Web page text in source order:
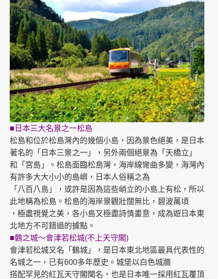
■日本三大名景之一松島
松島和位於松島灣內的幾個小島，因為景色絕美，是日本
著名的「日本三景之一」，另外兩個絕景為「天橋立」
和「宮島」。松島面臨松島灣，海岸線彎曲多變，海灣內
有許多大大小小的島嶼，日本人俗稱之為
「八百八島」，或許是因為這些峭立的小島上有松，所以
此地稱為松島。松島的海岸景觀壯闊無比，碧波萬頃
，極盡視覺之美，各小島又極盡詩情畫意，成為遊日本東
北地方不可錯過的據點。
■鶴之城～會津若松城(不上天守閣)
會津若松城又名「鶴城」，是日本東北地區最具代表性的
名城之一，已有600多年歷史。城堡以白色城牆
搭配罕見的紅瓦天守閣聞名，也是日本唯一採用紅瓦覆頂